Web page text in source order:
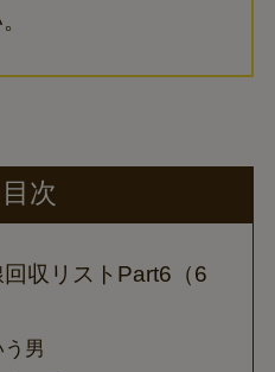
目次
回収リストPart6（6
男